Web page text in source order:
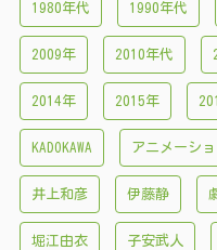
1980年代 1990年代
2009年 2010年代
2014年 2015年
KADOKAWA アニメーシ
井上和彦 伊藤静
堀江由衣 子安武人